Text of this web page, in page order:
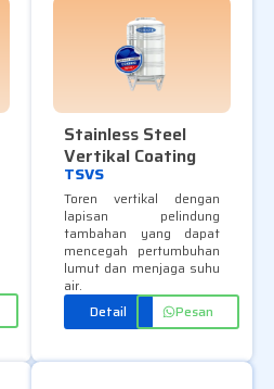
Stainless Steel
Vertikal Coating
TSVS
Toren vertikal dengan
lapisan pelindung
tambahan yang dapat
mencegah pertumbuhan
lumut dan menjaga suhu
air.
Detail
Pesan